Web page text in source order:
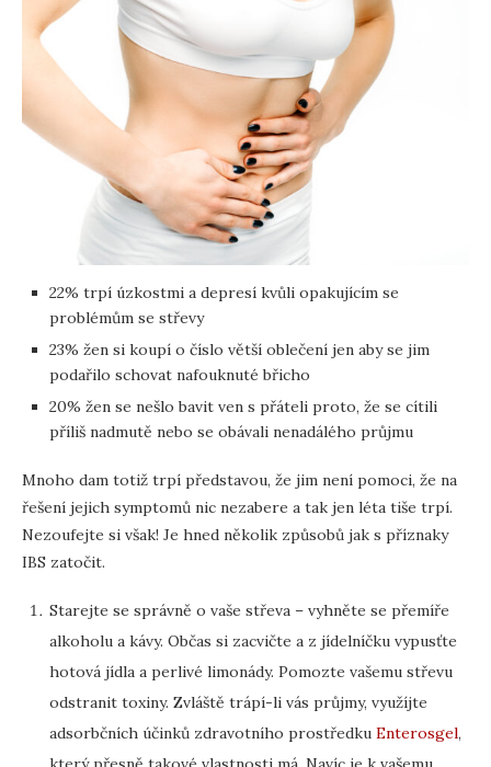
22% trpí úzkostmi a depresí kvůli opakujícím se
problémům se střevy
23% žen si koupí o číslo větší oblečení jen aby se jim
podařilo schovat nafouknuté břicho
20% žen se nešlo bavit ven s přáteli proto, že se cítili
příliš nadmutě nebo se obávali nenadálého průjmu
Mnoho dam totiž trpí představou, že jim není pomoci, že na
řešení jejich symptomů nic nezabere a tak jen léta tiše trpí.
Nezoufejte si však! Je hned několik způsobů jak s příznaky
IBS zatočit.
Starejte se správně o vaše střeva – vyhněte se přemíře
alkoholu a kávy. Občas si zacvičte a z jídelníčku vypusťte
hotová jídla a perlivé limonády. Pomozte vašemu střevu
odstranit toxiny. Zvláště trápí-li vás průjmy, využíjte
adsorbčních účinků zdravotního prostředku Enterosgel,